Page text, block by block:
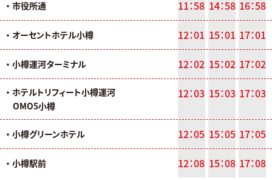
・ 市役所通 11：58 14：58 16：58
・ オーセントホテル小樽 12：01 15：01 17：01
・ 小樽運河ターミナル 12：02 15：02 17：02
・ ホテルトリフィート小樽運河
OMO5小樽
12：03 15：03 17：03
・ 小樽グリーンホテル 12：05 15：05 17：05
・ 小樽駅前 12：08 15：08 17：08